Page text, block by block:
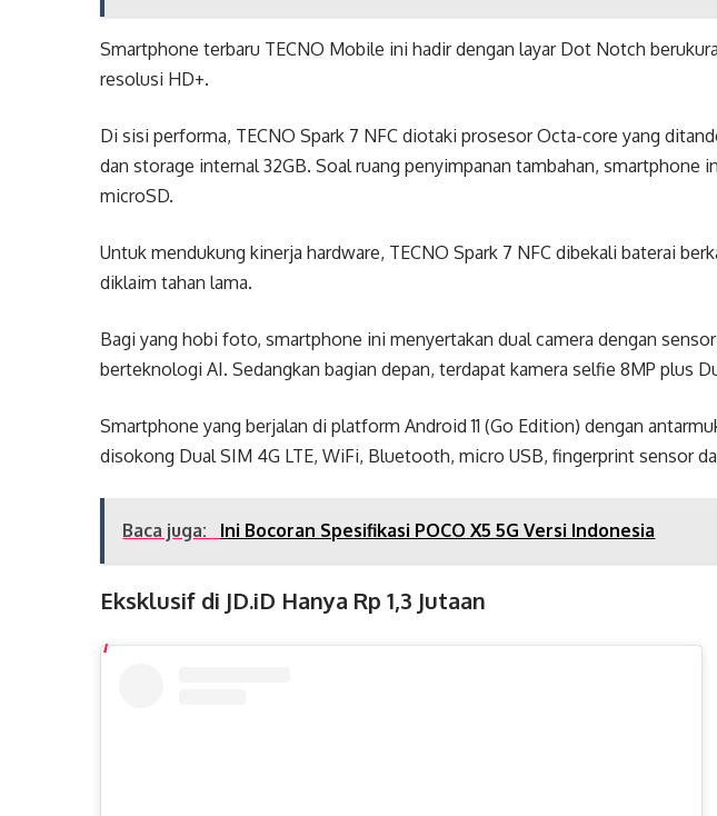
Smartphone terbaru TECNO Mobile ini hadir dengan layar Dot Notch
resolusi HD+.
Di sisi performa, TECNO Spark 7 NFC diotaki prosesor Octa-core yang
dan storage internal 32GB. Soal ruang penyimpanan tambahan, smartphone
microSD.
Untuk mendukung kinerja hardware, TECNO Spark 7 NFC dibekali baterai
diklaim tahan lama.
Bagi yang hobi foto, smartphone ini menyertakan dual camera dengan sensor
berteknologi AI. Sedangkan bagian depan, terdapat kamera selfie 8MP plus
Smartphone yang berjalan di platform Android 11 (Go Edition) dengan
disokong Dual SIM 4G LTE, WiFi, Bluetooth, micro USB, fingerprint sensor
Baca juga: Ini Bocoran Spesifikasi POCO X5 5G Versi Indonesia
Eksklusif di JD.iD Hanya Rp 1,3 Jutaan